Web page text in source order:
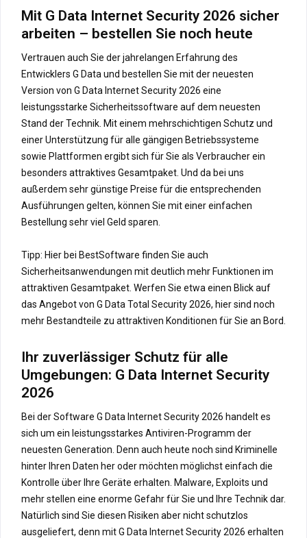
Mit G Data Internet Security 2026 sicher
arbeiten – bestellen Sie noch heute
Vertrauen auch Sie der jahrelangen Erfahrung des
Entwicklers G Data und bestellen Sie mit der neuesten
Version von G Data Internet Security 2026 eine
leistungsstarke Sicherheitssoftware auf dem neuesten
Stand der Technik. Mit einem mehrschichtigen Schutz und
einer Unterstützung für alle gängigen Betriebssysteme
sowie Plattformen ergibt sich für Sie als Verbraucher ein
besonders attraktives Gesamtpaket. Und da bei uns
außerdem sehr günstige Preise für die entsprechenden
Ausführungen gelten, können Sie mit einer einfachen
Bestellung sehr viel Geld sparen.
Tipp: Hier bei BestSoftware finden Sie auch
Sicherheitsanwendungen mit deutlich mehr Funktionen im
attraktiven Gesamtpaket. Werfen Sie etwa einen Blick auf
das Angebot von G Data Total Security 2026, hier sind noch
mehr Bestandteile zu attraktiven Konditionen für Sie an Bord.
Ihr zuverlässiger Schutz für alle
Umgebungen: G Data Internet Security
2026
Bei der Software G Data Internet Security 2026 handelt es
sich um ein leistungsstarkes Antiviren-Programm der
neuesten Generation. Denn auch heute noch sind Kriminelle
hinter Ihren Daten her oder möchten möglichst einfach die
Kontrolle über Ihre Geräte erhalten. Malware, Exploits und
mehr stellen eine enorme Gefahr für Sie und Ihre Technik dar.
Natürlich sind Sie diesen Risiken aber nicht schutzlos
ausgeliefert, denn mit G Data Internet Security 2026 erhalten